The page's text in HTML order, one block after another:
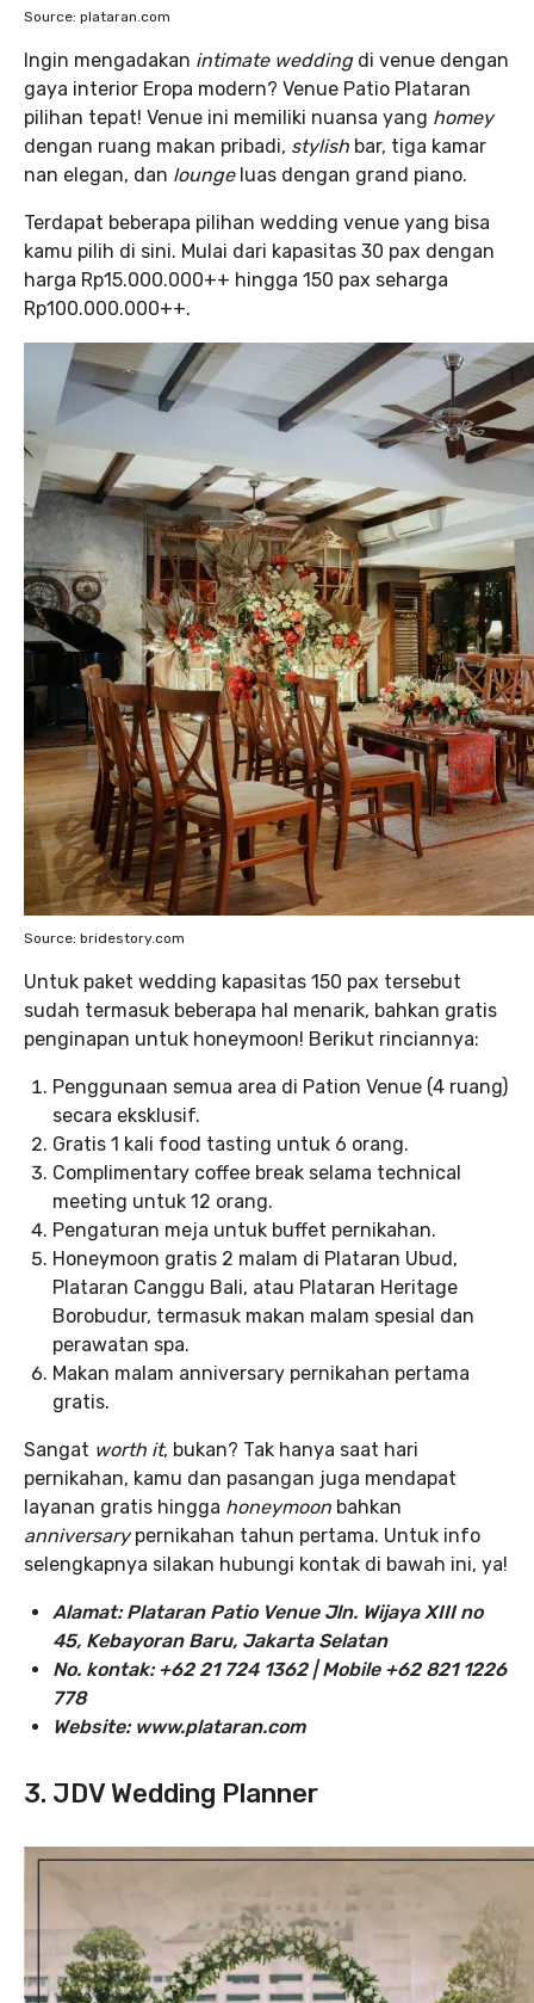
Source: plataran.com
Ingin mengadakan intimate weddingdi venue dengan
gaya interior Eropa modern? Venue Patio Plataran
pilihan tepat! Venue ini memiliki nuansa yang homey
dengan ruang makan pribadi, stylish bar, tiga kamar
nan elegan, dan lounge luas dengan grand piano.
Terdapat beberapa pilihan wedding venue yang bisa
kamu pilih di sini. Mulai dari kapasitas 30 pax dengan
harga Rp15.000.000++ hingga 150 pax seharga
Rp100.000.000++.
Source: bridestory.com
Untuk paket wedding kapasitas 150 pax tersebut
sudah termasuk beberapa hal menarik, bahkan gratis
penginapan untuk honeymoon! Berikut rinciannya:
Penggunaan semua area di Pation Venue (4 ruang)
secara eksklusif.
Gratis 1 kali food tasting untuk 6 orang.
Complimentary coffee break selama technical
meeting untuk 12 orang.
Pengaturan meja untuk buffet pernikahan.
Honeymoon gratis 2 malam di Plataran Ubud,
Plataran Canggu Bali, atau Plataran Heritage
Borobudur, termasuk makan malam spesial dan
perawatan spa.
Makan malam anniversary pernikahan pertama
gratis.
Sangat worth it, bukan? Tak hanya saat hari
pernikahan, kamu dan pasangan juga mendapat
layanan gratis hingga honeymoon bahkan
anniversarypernikahan tahun pertama. Untuk info
selengkapnya silakan hubungi kontak di bawah ini, ya!
Alamat: Plataran Patio Venue Jln. Wijaya XIII no
45, Kebayoran Baru, Jakarta Selatan
No. kontak: +62 21 724 1362 | Mobile +62 821 1226
778
Website: www.plataran.com
3. JDV Wedding Planner